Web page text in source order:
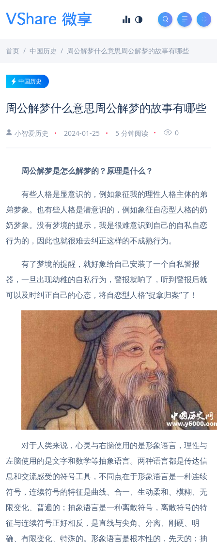
首页 中国历史 周公解梦什么意思周公解梦的故事有哪些
中国历史
周公解梦什么意思周公解梦的故事有哪些
小智爱历史 2024-01-25 5 分钟阅读 0
周公解梦是怎么解梦的？原理是什么？
有些人格是显意识的，例如象征我的理性人格主体的弟
弟梦象。也有些人格是潜意识的，例如象征自恋型人格的奶
奶梦象。没有梦境的提示，我是很难意识到自己的自私自恋
行为的，因此也就很难去纠正这样的不成熟行为。
有了梦境的提醒，就好象给自己安装了一个自私警报
器，一旦出现幼稚的自私行为，警报就响了，听到警报后就
可以及时纠正自己的心态，将自恋型人格“捉拿归案”了！
对于人类来说，心灵与右脑使用的是形象语言，理性与
左脑使用的是文字和数学等抽象语言。两种语言都是传达信
息和交流感受的符号工具，不同点在于形象语言是一种连续
符号，连续符号的特征是曲线、合一、生动柔和、模糊、无
限变化、普遍的；抽象语言是一种离散符号，离散符号的特
征与连续符号正好相反，是直线与尖角、分离、刚硬、明
确、有限变化、特殊的。形象语言是根本性的，先天的；抽